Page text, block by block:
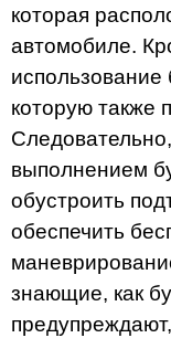
которая
автомобиле.
использование
которую также
выполнением
обустроить
обеспечить
знающие, как